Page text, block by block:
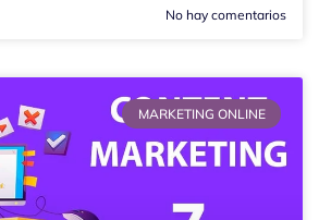
No hay comentarios
MARKETING ONLINE